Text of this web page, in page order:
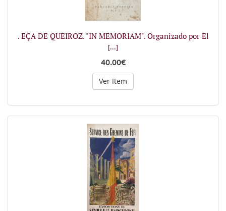
. EÇA DE QUEIROZ. "IN MEMORIAM". Organizado por El
[...]
40.00€
Ver Item